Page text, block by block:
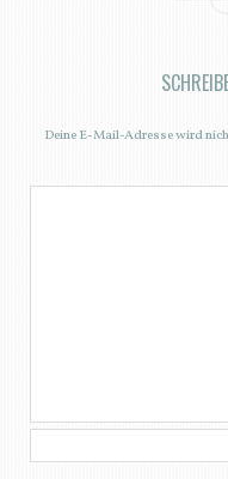
Deine E-Mail-Adresse wird